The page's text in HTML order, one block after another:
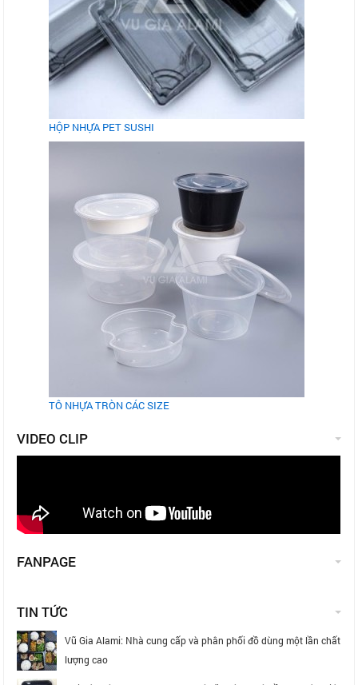
HỘP NHỰA PET SUSHI
TÔ NHỰA TRÒN CÁC SIZE
VIDEO CLIP
FANPAGE
TIN TỨC
Vũ Gia Alami: Nhà cung cấp và phân phối đồ dùng một lần chất
lượng cao